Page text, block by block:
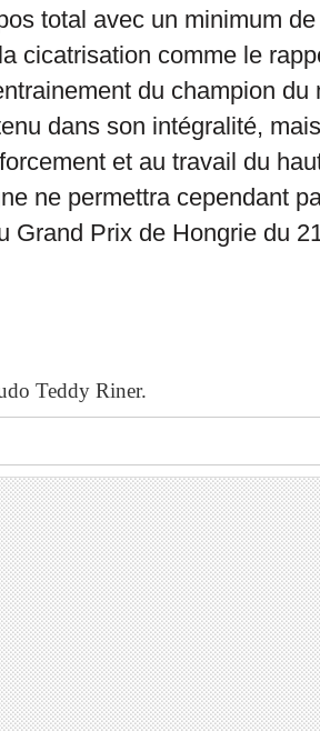
total avec un minimum
cicatrisation comme le
du champion du
dans son intégralité,
et au travail du
ne permettra cependant
Grand Prix de Hongrie du
Teddy Riner.